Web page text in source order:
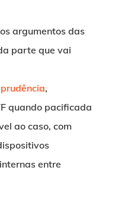
argumentos das
parte que vai
,
quando pacificada
ao caso, com
entre